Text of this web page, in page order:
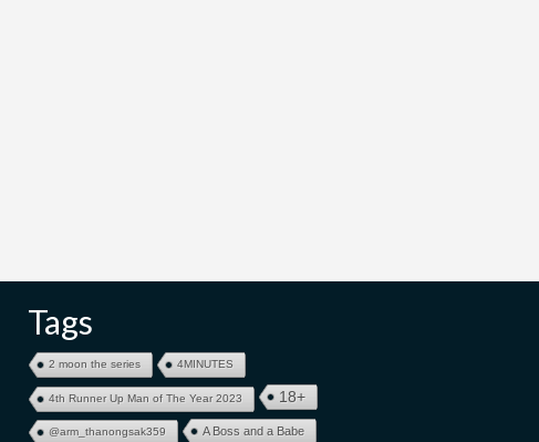
Tags
2 moon the series 4MINUTES
4th Runner Up Man of The Year 2023 18+
@arm_thanongsak359 A Boss and a Babe